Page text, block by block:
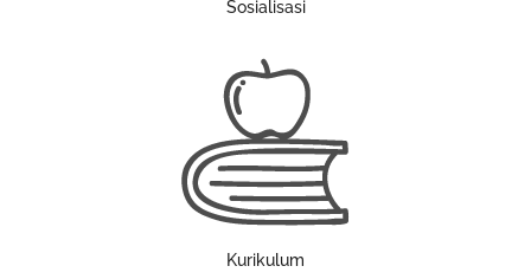
Sosialisasi
Kurikulum